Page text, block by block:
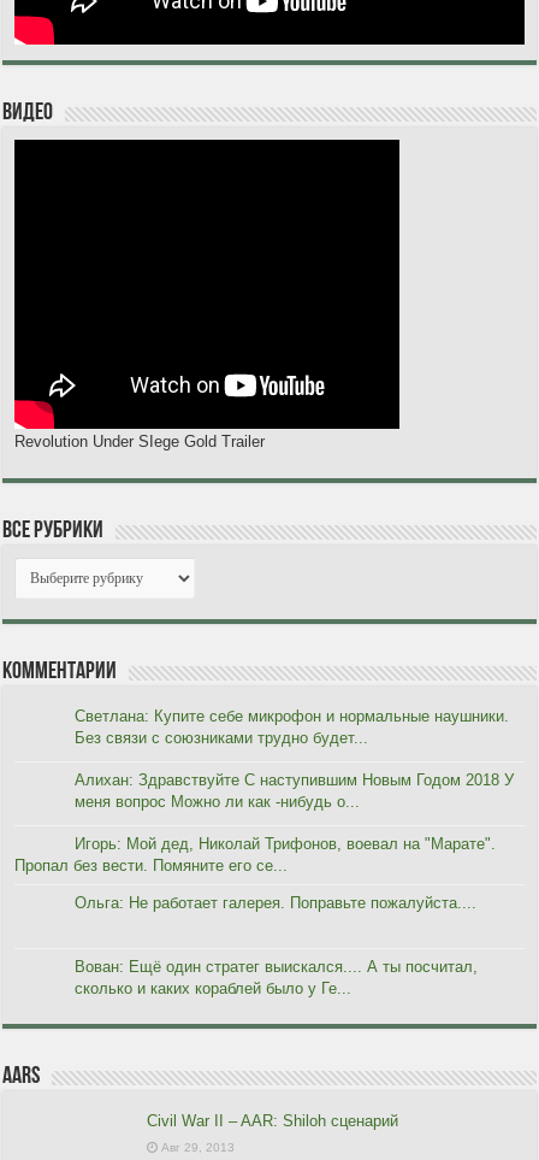
Видео
Revolution Under SIege Gold Trailer
Все рубрики
Комментарии
Светлана: Купите себе микрофон и нормальные наушники.
Без связи с союзниками трудно будет...
Алихан: Здравствуйте С наступившим Новым Годом 2018 У
меня вопрос Можно ли как -нибудь о...
Игорь: Мой дед, Николай Трифонов, воевал на "Марате".
Пропал без вести. Помяните его се...
Ольга: Не работает галерея. Поправьте пожалуйста....
Вован: Ещё один стратег выискался.... А ты посчитал,
сколько и каких кораблей было у Ге...
AARs
Civil War II – AAR: Shiloh сценарий
Авг 29, 2013